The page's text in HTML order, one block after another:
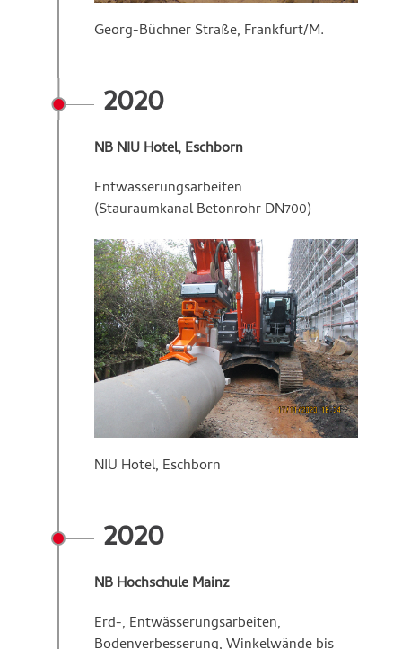
Georg-Büchner Straße, Frankfurt/M.
2020
NB NIU Hotel, Eschborn
Entwässerungsarbeiten
(Stauraumkanal Betonrohr DN700)
NIU Hotel, Eschborn
2020
NB Hochschule Mainz
Erd-, Entwässerungsarbeiten,